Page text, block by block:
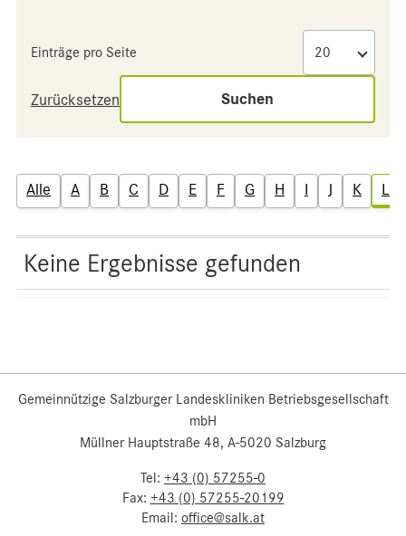
Einträge pro Seite
Zurücksetzen Suchen
Alle A B C D E F G H I J K L
Keine Ergebnisse gefunden
Gemeinnützige Salzburger Landeskliniken Betriebsgesellschaft
mbH
Müllner Hauptstraße 48, A-5020 Salzburg
Tel: +43 (0) 57255-0
Fax: +43 (0) 57255-20199
Email: office@salk.at